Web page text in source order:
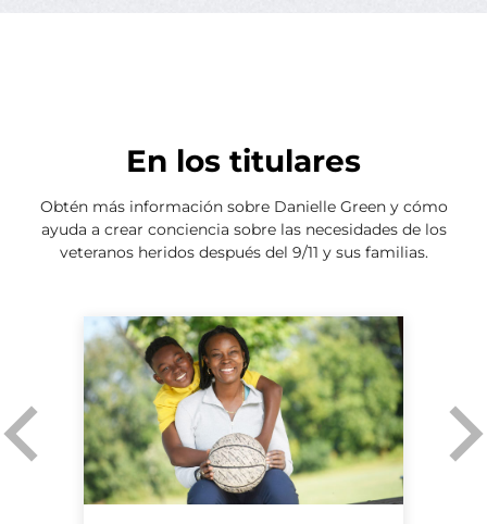
En los titulares
Obtén más información sobre Danielle Green y cómo
ayuda a crear conciencia sobre las necesidades de los
veteranos heridos después del 9/11 y sus familias.